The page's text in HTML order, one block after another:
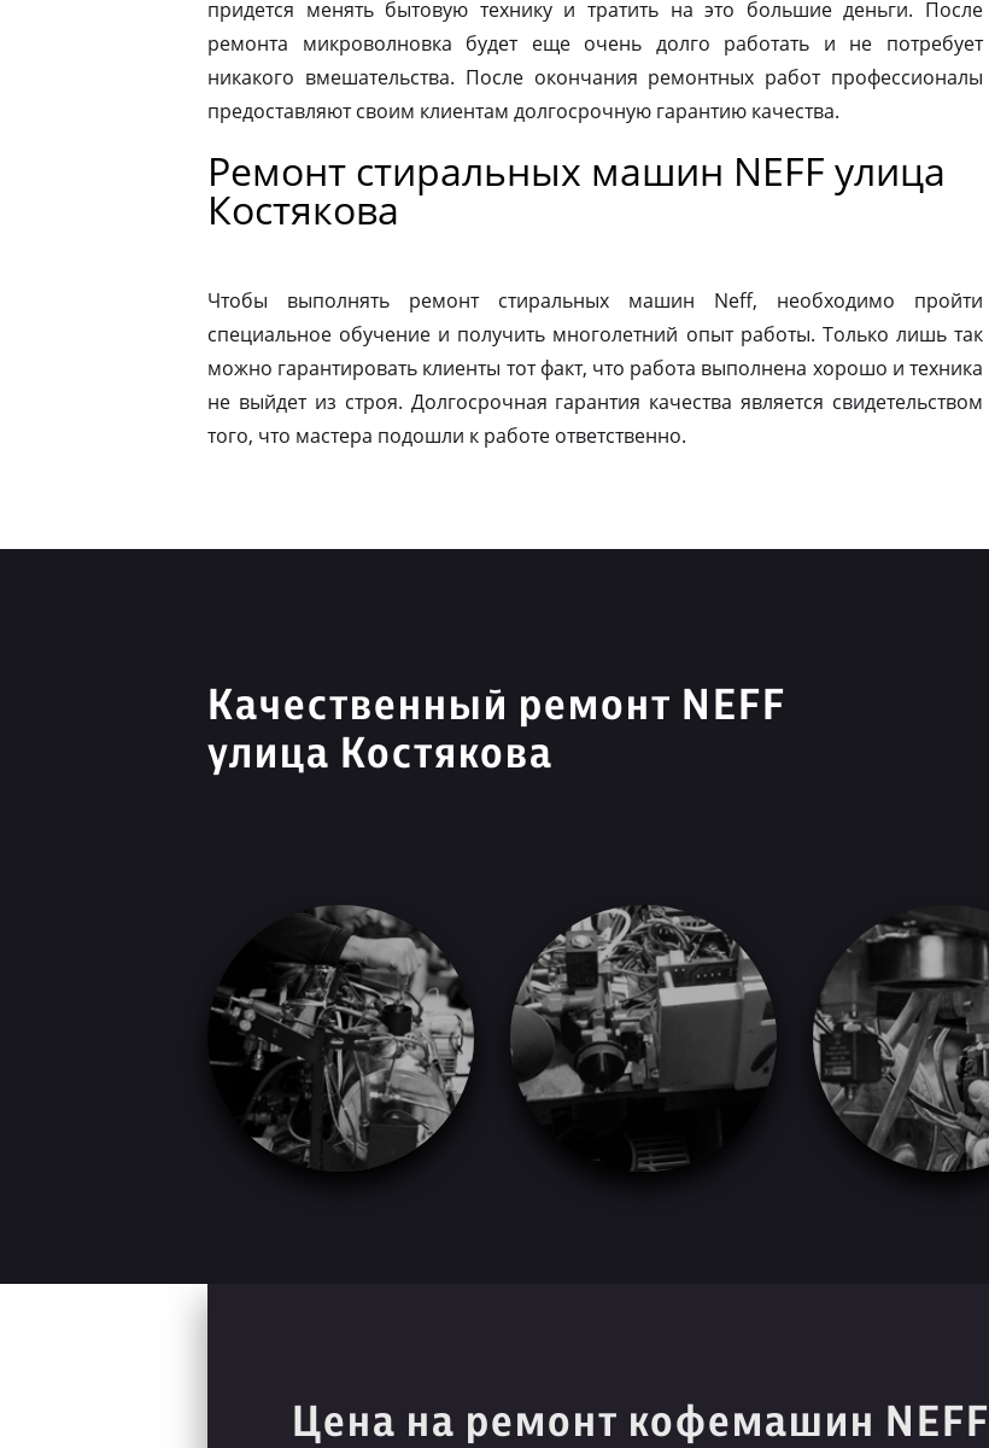
придется менять бытовую технику и тратить на это большие деньги. После
ремонта микроволновка будет еще очень долго работать и не потребует
никакого вмешательства. После окончания ремонтных работ профессионалы
предоставляют своим клиентам долгосрочную гарантию качества.
Ремонт стиральных машин NEFF улица
Костякова
Чтобы выполнять ремонт стиральных машин Neff, необходимо пройти
специальное обучение и получить многолетний опыт работы. Только лишь так
можно гарантировать клиенты тот факт, что работа выполнена хорошо и техника
не выйдет из строя. Долгосрочная гарантия качества является свидетельством
того, что мастера подошли к работе ответственно.
Качественный ремонт NEFF
улица Костякова
Цена на ремонт кофемашин NEFF